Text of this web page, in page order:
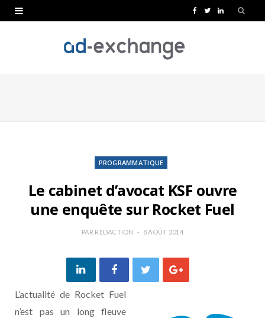
e
T
t
L
k
PROGRAMMATIQUE
Le cabinet d’avocat KSF ouvre
une enquête sur Rocket Fuel
PAR REDACTION 8 AOÛT 2014
L’actualité de Rocket Fuel
n’est pas un long fleuve